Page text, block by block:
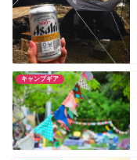
キャンプギア